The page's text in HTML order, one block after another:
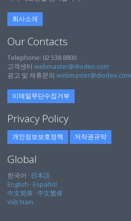
회사소개
Our Contacts
Telephone: 02 538 8800
고객센터 webmaster@diodeo.com
광고 및 제휴문의 webmaster@diodeo.com
이메일무단수집거부
Privacy Policy
개인정보보호정책 저작권규약
Global
한국어 · 日本語
English · Español
中文简体 · 中文繁体
Việt Nam